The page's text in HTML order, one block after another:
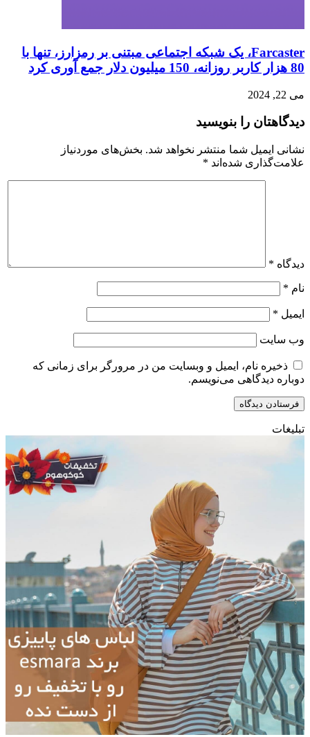
Farcaster، یک شبکه اجتماعی مبتنی بر رمزارز، تنها با
80 هزار کاربر روزانه، 150 میلیون دلار جمع آوری کرد
می 22, 2024
دیدگاهتان را بنویسید
نشانی ایمیل شما منتشر نخواهد شد. بخش‌های موردنیاز
علامت‌گذاری شده‌اند *
دیدگاه *
نام *
ایمیل *
وب‌ سایت
ذخیره نام، ایمیل و وبسایت من در مرورگر برای زمانی که
دوباره دیدگاهی می‌نویسم.
تبلیغات